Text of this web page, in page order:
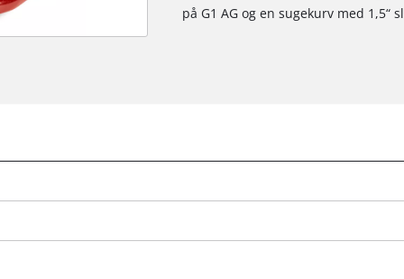
på G1 AG og en sugekurv med 1,5“